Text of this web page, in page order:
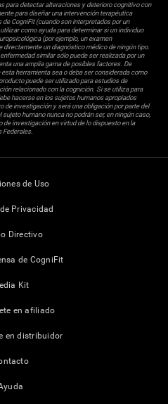
para detectar alteraciones y deterioro cognitivo con
para diseñar una intervención terapéutica
CogniFit (cuando son interpretados por un
como ayuda para determinar si un individuo
(por ejemplo, un examen
un diagnóstico médico de ningún tipo.
similar sólo puede ser realizada por un
una amplia gama de posibles factores. De
herramienta sea o deba ser considerada como
puede ser utilizado para estudios de
relacionado con la cognición. Si se utiliza para
hacerse en los sujetos humanos apropiados
de investigación y será una obligación por parte del
humano nunca no podrán ser, en ningún caso,
de investigación en virtud de lo dispuesto en la
Federales.
de Uso
Privacidad
Directivo
de CogniFit
Kit
en afiliado
en distribuidor